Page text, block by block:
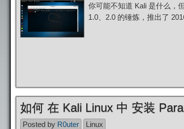
你可能不知道 Kali 是什么，
1.0、2.0 的锤炼，推出了
如何 在 Kali Linux 中 安装
Posted by R0uter Linux